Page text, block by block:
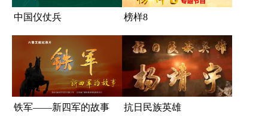
中国仪仗兵 榜样8
铁军——新四军的故事 抗日民族英雄